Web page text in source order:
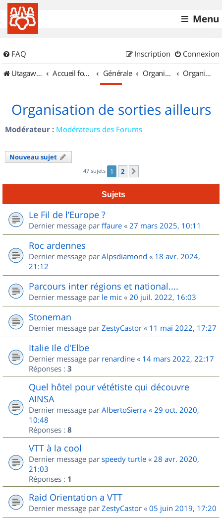
Menu
FAQ Connexion
Inscription
UtagawaVTT (Randos VTT et VTTAE avec traces GPS)
Accueil forum Générale Organisation de sorties & Recherche de partenaires Organisation de sorties ailleurs
Organisation de sorties ailleurs
Modérateur : Modérateurs des Forums
Nouveau sujet
47 sujets 1 2
Sujets
Le Fil de l’Europe ?
Dernier message par ffaure « 27 mars 2025, 10:11
Roc ardennes
Dernier message par Alpsdiamond « 18 avr. 2024,
21:12
Parcours inter régions et national....
Dernier message par le mic « 20 juil. 2022, 16:03
Stoneman
Dernier message par ZestyCastor « 11 mai 2022, 17:27
Italie Ile d'Elbe
Dernier message par renardine « 14 mars 2022, 22:17
Réponses : 3
Quel hôtel pour vététiste qui découvre
AINSA
Dernier message par AlbertoSierra « 29 oct. 2020,
10:48
Réponses : 8
VTT à la cool
Dernier message par speedy turtle « 28 avr. 2020,
21:03
Réponses : 1
Raid Orientation a VTT
Dernier message par ZestyCastor « 05 juin 2019, 17:20